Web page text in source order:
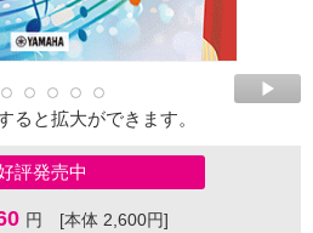
ると拡大ができます。
評発売中
円 [本体 2,600円]